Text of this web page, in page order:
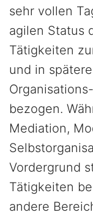
sehr vollen
agilen Status
Tätigkeiten
und in
bezogen.
Mediation,
Vordergrund
Tätigkeiten
andere